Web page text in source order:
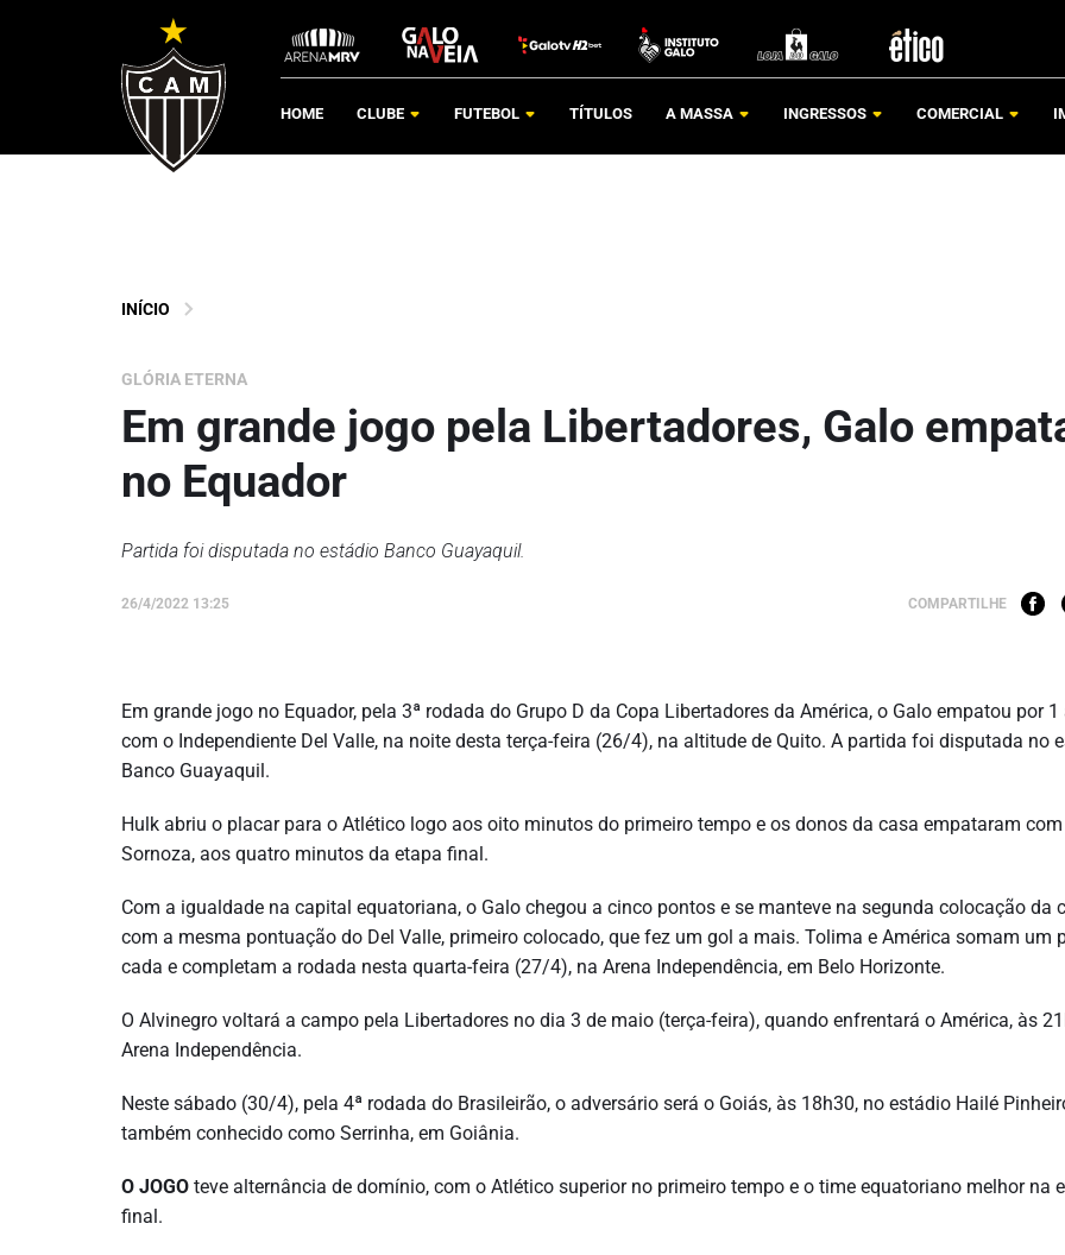
HOME CLUBE FUTEBOL TÍTULOS A MASSA INGRESSOS COMERCIAL
INÍCIO
GLÓRIA ETERNA
Em grande jogo pela Libertadores, Galo
no Equador
Partida foi disputada no estádio Banco Guayaquil.
26/4/2022 13:25 COMPARTILHE
Em grande jogo no Equador, pela 3ª rodada do Grupo D da Copa Libertadores da América, o Galo empatou por 1
com o Independiente Del Valle, na noite desta terça-feira (26/4), na altitude de Quito. A partida foi disputada no
Banco Guayaquil.
Hulk abriu o placar para o Atlético logo aos oito minutos do primeiro tempo e os donos da casa empataram
Sornoza, aos quatro minutos da etapa final.
Com a igualdade na capital equatoriana, o Galo chegou a cinco pontos e se manteve na segunda colocação da
com a mesma pontuação do Del Valle, primeiro colocado, que fez um gol a mais. Tolima e América somam um
cada e completam a rodada nesta quarta-feira (27/4), na Arena Independência, em Belo Horizonte.
O Alvinegro voltará a campo pela Libertadores no dia 3 de maio (terça-feira), quando enfrentará o América, às
Arena Independência.
Neste sábado (30/4), pela 4ª rodada do Brasileirão, o adversário será o Goiás, às 18h30, no estádio Hailé
também conhecido como Serrinha, em Goiânia.
O JOGO teve alternância de domínio, com o Atlético superior no primeiro tempo e o time equatoriano melhor na
final.